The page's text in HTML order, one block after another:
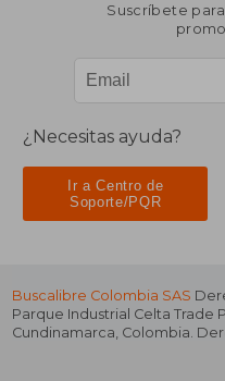
Suscríbete
¿Necesitas ayuda?
Ir a Centro de
Soporte/PQR
Buscalibre Colombia SAS
Parque Industrial Celta Trade
Cundinamarca, Colombia.